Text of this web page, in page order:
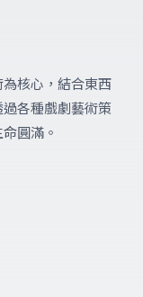
核心，結合東西
各種戲劇藝術策
圓滿。